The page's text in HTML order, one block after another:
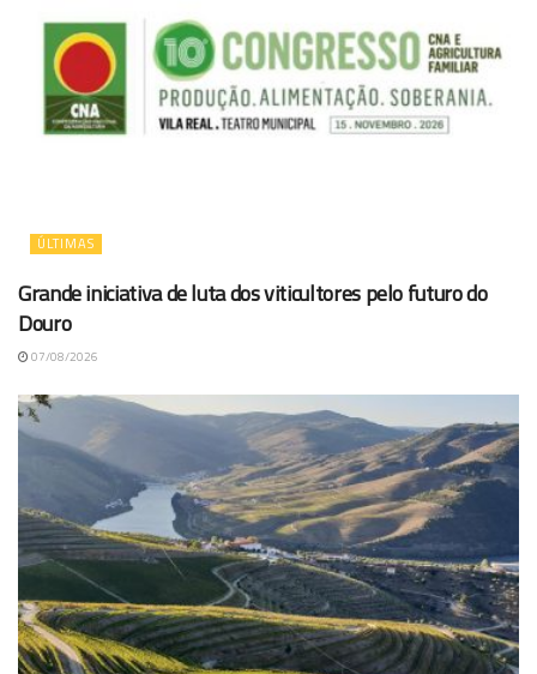
ÚLTIMAS
Grande iniciativa de luta dos viticultores pelo futuro do
Douro
07/08/2026